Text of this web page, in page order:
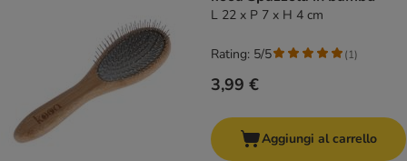
L 22 x P 7 x H 4 cm
3,99 €
Rating: 5/5 (1)
Aggiungi al carrello